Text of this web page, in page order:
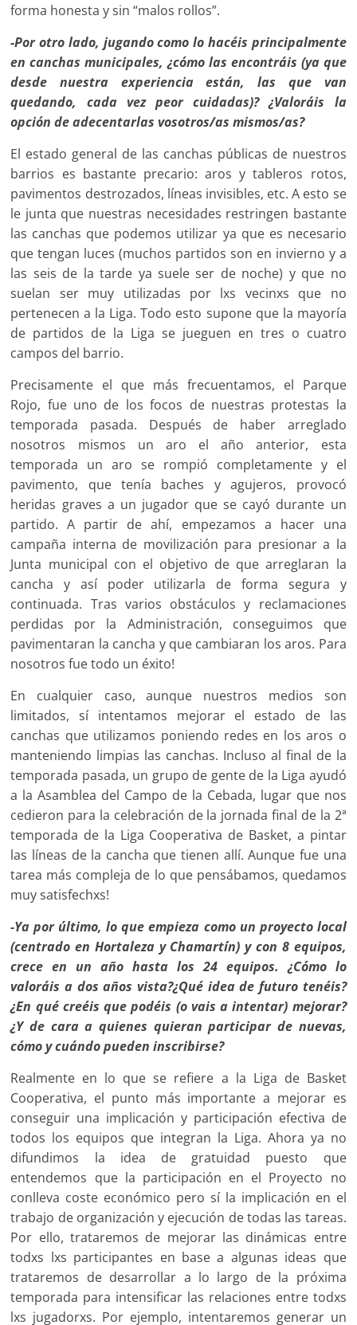
forma honesta y sin “malos rollos”.
-Por otro lado, jugando como lo hacéis principalmente
en canchas municipales, ¿cómo las encontráis (ya que
desde nuestra experiencia están, las que van
quedando, cada vez peor cuidadas)? ¿Valoráis la
opción de adecentarlas voso­tros/as mismos/as?
El estado general de las canchas públicas de nuestros
barrios es bastante precario: aros y tableros rotos,
pavimentos destrozados, líneas invisibles, etc. A esto se
le junta que nuestras necesidades restringen bastante
las canchas que podemos utilizar ya que es necesario
que tengan luces (muchos partidos son en invierno y a
las seis de la tarde ya suele ser de noche) y que no
suelan ser muy utilizadas por lxs vecinxs que no
pertenecen a la Liga. Todo esto supone que la mayoría
de partidos de la Liga se jueguen en tres o cuatro
campos del barrio.
Precisamente el que más frecuentamos, el Parque
Rojo, fue uno de los focos de nuestras protestas la
temporada pasada. Después de haber arreglado
nosotros mismos un aro el año anterior, esta
temporada un aro se rompió completamente y el
pavimento, que tenía baches y agujeros, provocó
heridas graves a un jugador que se cayó durante un
partido. A partir de ahí, empezamos a hacer una
campaña interna de movilización para presionar a la
Junta municipal con el objetivo de que arreglaran la
cancha y así poder utilizarla de forma segura y
continuada. Tras varios obstáculos y reclamaciones
perdidas por la Administración, conseguimos que
pavimentaran la cancha y que cambiaran los aros. Para
nosotros fue todo un éxito!
En cualquier caso, aunque nuestros medios son
limitados, sí in­tentamos mejorar el estado de las
canchas que utilizamos ponien­do redes en los aros o
manteniendo limpias las canchas. Incluso al final de la
temporada pasada, un grupo de gente de la Liga ayudó
a la Asamblea del Campo de la Cebada, lugar que nos
cedieron para la celebración de la jornada final de la 2ª
temporada de la Liga Cooperativa de Basket, a pintar
las líneas de la cancha que tienen allí. Aunque fue una
tarea más compleja de lo que pensábamos, quedamos
muy satisfechxs!
-Ya por último, lo que empieza como un proyecto local
(centrado en Hortaleza y Chamartín) y con 8 equipos,
cre­ce en un año hasta los 24 equipos. ¿Cómo lo
valoráis a dos años vista?¿Qué idea de futuro tenéis?
¿En qué creéis que podéis (o vais a intentar) mejorar?
¿Y de cara a quienes quieran participar de nuevas,
cómo y cuándo pueden ins­cribirse?
Realmente en lo que se refiere a la Liga de Basket
Coopera­tiva, el punto más importante a mejorar es
conseguir una impli­cación y participación efectiva de
todos los equipos que integran la Liga. Ahora ya no
difundimos la idea de gratuidad puesto que
entendemos que la participación en el Proyecto no
conlleva coste económico pero sí la implicación en el
trabajo de organización y ejecución de todas las tareas.
Por ello, trataremos de mejorar las dinámicas entre
todxs lxs participantes en base a algunas ideas que
trataremos de desarrollar a lo largo de la próxima
temporada para intensificar las relaciones entre todxs
lxs jugadorxs. Por ejemplo, intentaremos generar un